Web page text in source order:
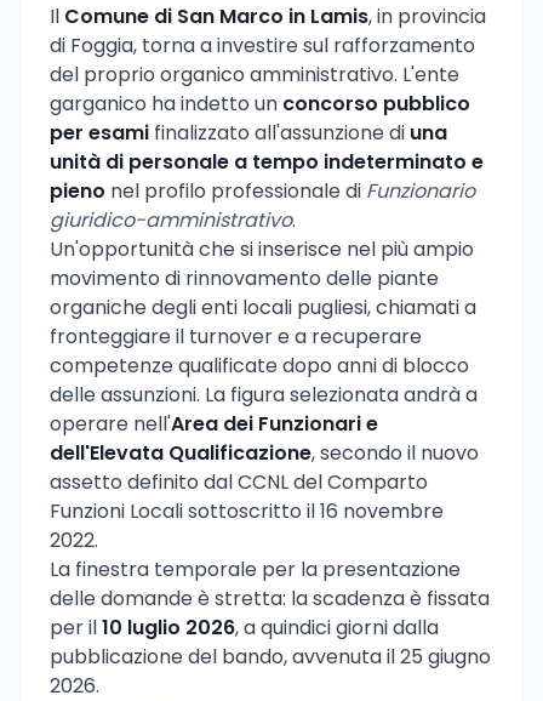
Il Comune di San Marco in Lamis, in provincia
di Foggia, torna a investire sul rafforzamento
del proprio organico amministrativo. L'ente
garganico ha indetto un concorso pubblico
per esami finalizzato all'assunzione di una
unità di personale a tempo indeterminato e
pieno nel profilo professionale di Funzionario
giuridico-amministrativo.
Un'opportunità che si inserisce nel più ampio
movimento di rinnovamento delle piante
organiche degli enti locali pugliesi, chiamati a
fronteggiare il turnover e a recuperare
competenze qualificate dopo anni di blocco
delle assunzioni. La figura selezionata andrà a
operare nell'Area dei Funzionari e
dell'Elevata Qualificazione, secondo il nuovo
assetto definito dal CCNL del Comparto
Funzioni Locali sottoscritto il 16 novembre
2022.
La finestra temporale per la presentazione
delle domande è stretta: la scadenza è fissata
per il10 luglio 2026, a quindici giorni dalla
pubblicazione del bando, avvenuta il 25 giugno
2026.